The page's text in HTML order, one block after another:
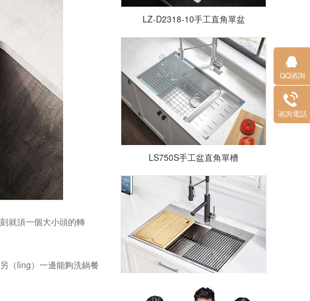
就須一個大小頭的轉
（lìng）一邊能夠洗鍋餐
LD750S手工直角單盆
QQ谘詢
谘詢電話